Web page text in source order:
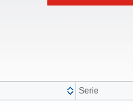
Serie